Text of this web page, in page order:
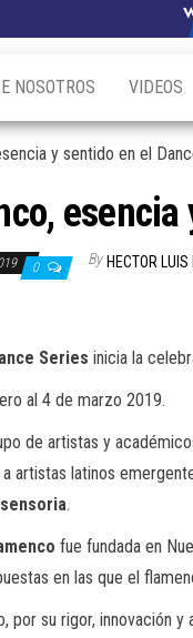
NOSOTROS VIDEOS
0 By HECTOR
Series inicia la
al 4 de marzo 2019.
de artistas y
artistas latinos
.
fue fundada en
en las que el
por su rigor, innovación